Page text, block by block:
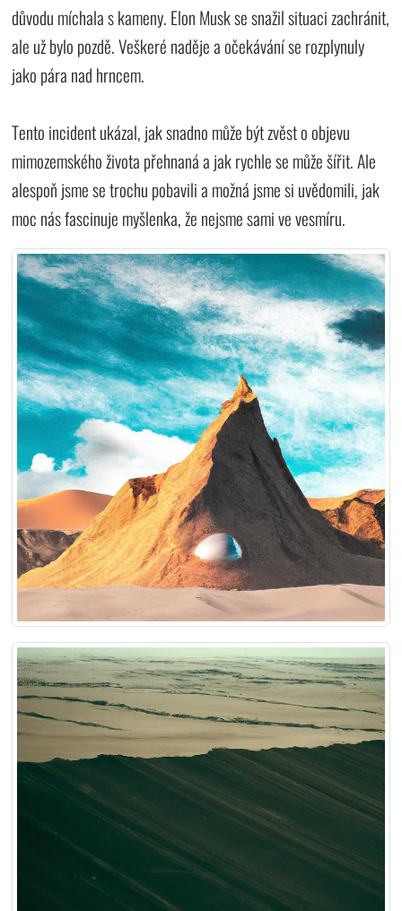
důvodu míchala s kameny. Elon Musk se snažil situaci zachránit,
ale už bylo pozdě. Veškeré naděje a očekávání se rozplynuly
jako pára nad hrncem.
Tento incident ukázal, jak snadno může být zvěst o objevu
mimozemského života přehnaná a jak rychle se může šířit. Ale
alespoň jsme se trochu pobavili a možná jsme si uvědomili, jak
moc nás fascinuje myšlenka, že nejsme sami ve vesmíru.